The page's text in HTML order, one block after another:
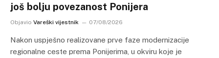
još bolju povezanost Ponijera
Objavio Vareški vijestnik 07/08/2026
Nakon uspješno realizovane prve faze modernizacije
regionalne ceste prema Ponijerima, u okviru koje je